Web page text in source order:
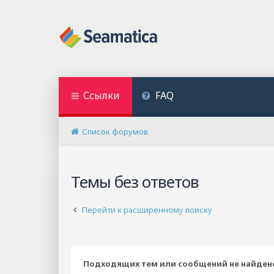
Ссылки FAQ
Список форумов
Темы без ответов
Перейти к расширенному поиску
Подходящих тем или сообщений не